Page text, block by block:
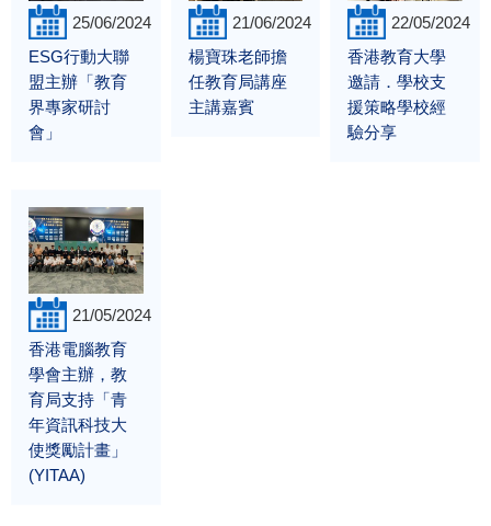
25/06/2024
ESG行動大聯
盟主辦「教育
界專家研討
會」
21/06/2024
楊寶珠老師擔
任教育局講座
主講嘉賓
22/05/2024
香港教育大學
邀請．學校支
援策略學校經
驗分享
21/05/2024
香港電腦教育
學會主辦，教
育局支持「青
年資訊科技大
使獎勵計畫」
(YITAA)